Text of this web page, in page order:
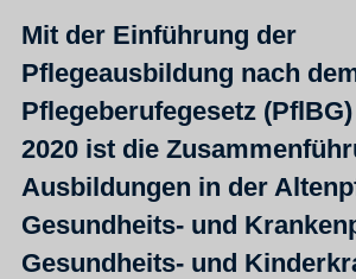
Mit der Einführung der
Pflegeausbildung nach
Pflegeberufegesetz
2020 ist die
Ausbildungen in der
Gesundheits- und
Gesundheits- und